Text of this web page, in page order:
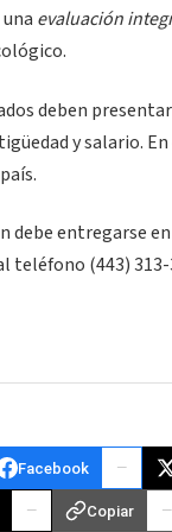
evaluación
deben
y salario.
debe entregarse
teléfono (443)
Facebook
Copiar